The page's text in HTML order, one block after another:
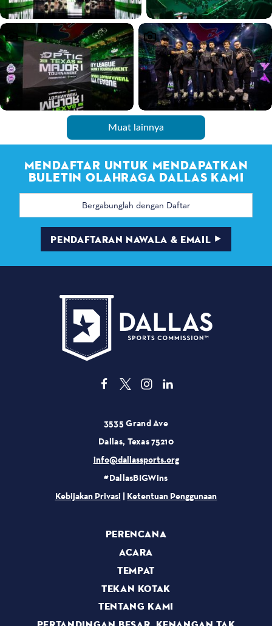
Muat lainnya
MENDAFTAR UNTUK MENDAPATKAN
BULETIN OLAHRAGA DALLAS KAMI
Alamat
PENDAFTARAN NAWALA & EMAIL
3535 Grand Ave
Dallas, Texas 75210
info@dallassports.org
#DallasBIGWins
Kebijakan Privasi| Ketentuan Penggunaan
PERENCANA
ACARA
TEMPAT
TEKAN KOTAK
TENTANG KAMI